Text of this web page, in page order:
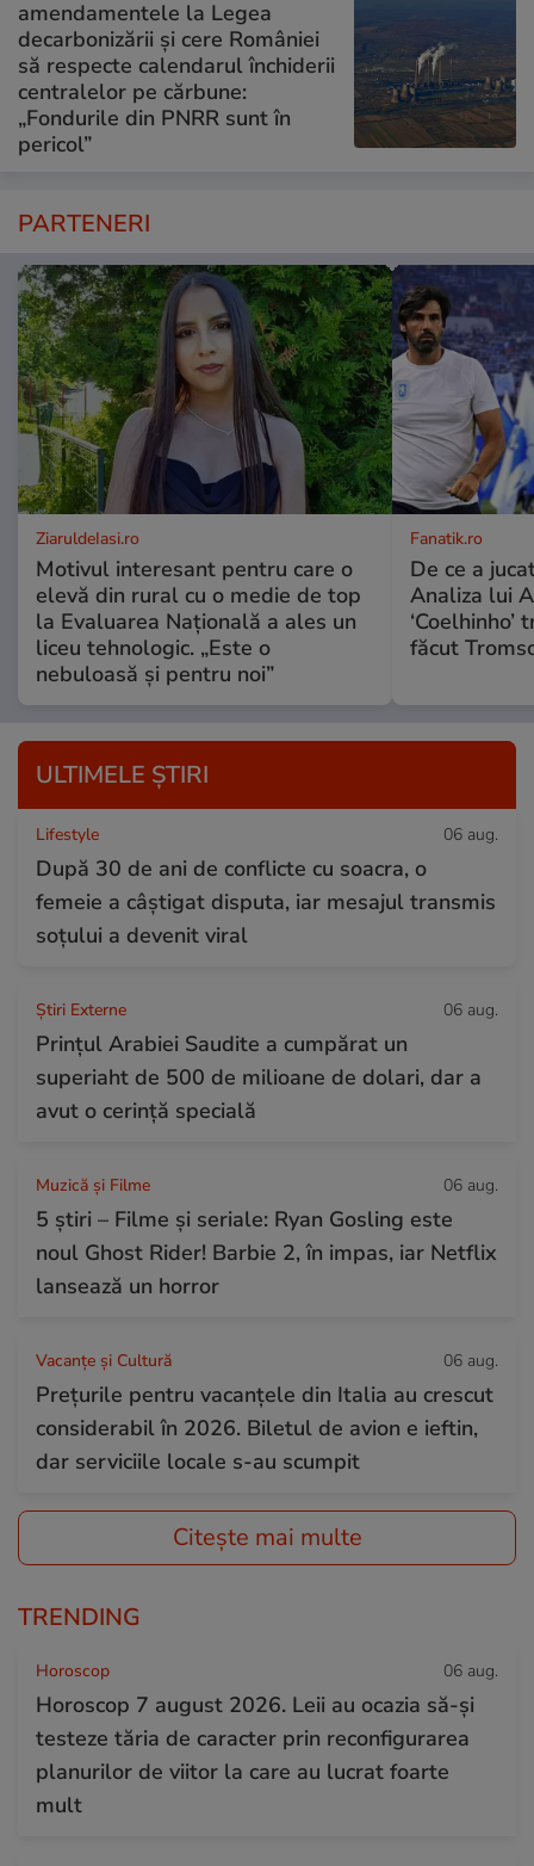
amendamentele la Legea
decarbonizării și cere României
să respecte calendarul închiderii
centralelor pe cărbune:
„Fondurile din PNRR sunt în
pericol”
PARTENERI
ZiaruldeIasi.ro
Motivul interesant pentru care o
elevă din rural cu o medie de top
la Evaluarea Națională a ales un
liceu tehnologic. „Este o
nebuloasă și pentru noi”
Fanatik.ro
De ce a
Analiza lui
‘Coelhinho’
făcut
ULTIMELE ȘTIRI
Lifestyle 06 aug.
După 30 de ani de conflicte cu soacra, o
femeie a câștigat disputa, iar mesajul transmis
soțului a devenit viral
Știri Externe 06 aug.
Prințul Arabiei Saudite a cumpărat un
superiaht de 500 de milioane de dolari, dar a
avut o cerință specială
Muzică și Filme 06 aug.
5 știri – Filme și seriale: Ryan Gosling este
noul Ghost Rider! Barbie 2, în impas, iar Netflix
lansează un horror
Vacanțe și Cultură 06 aug.
Prețurile pentru vacanțele din Italia au crescut
considerabil în 2026. Biletul de avion e ieftin,
dar serviciile locale s-au scumpit
Citește mai multe
TRENDING
Horoscop 06 aug.
Horoscop 7 august 2026. Leii au ocazia să-și
testeze tăria de caracter prin reconfigurarea
planurilor de viitor la care au lucrat foarte
mult